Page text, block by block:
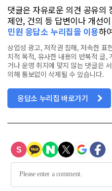
댓글은 자유로운 의견 공유의
제안, 건의 등 답변이나 개선
민원 응답소 누리집을 이용하
상업성 광고, 저작권 침해, 저속한 표
치적 목적, 유사한 내용의 반복적 글,
거나 운영 취지에 맞지 않는 댓글은
의해 통보없이 삭제될 수 있습니다.
응답소 누리집 바로가기